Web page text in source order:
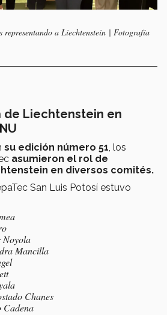
representando a Liechtenstein | Fotografía
de Liechtenstein en
su edición número 51, los
asumieron el rol de
en diversos comités.
San Luis Potosí estuvo
Noyola
Mancilla
Chanes